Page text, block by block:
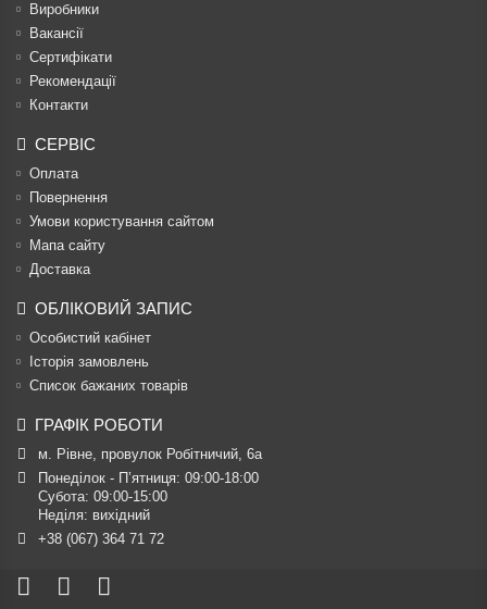
Виробники
Вакансії
Сертифікати
Рекомендації
Контакти
СЕРВІС
Оплата
Повернення
Умови користування сайтом
Мапа сайту
Доставка
ОБЛІКОВИЙ ЗАПИС
Особистий кабінет
Історія замовлень
Список бажаних товарів
ГРАФІК РОБОТИ
м. Рівне, провулок Робітничий, 6а
Понеділок - П’ятниця: 09:00-18:00
Субота: 09:00-15:00
Неділя: вихідний
+38 (067) 364 71 72